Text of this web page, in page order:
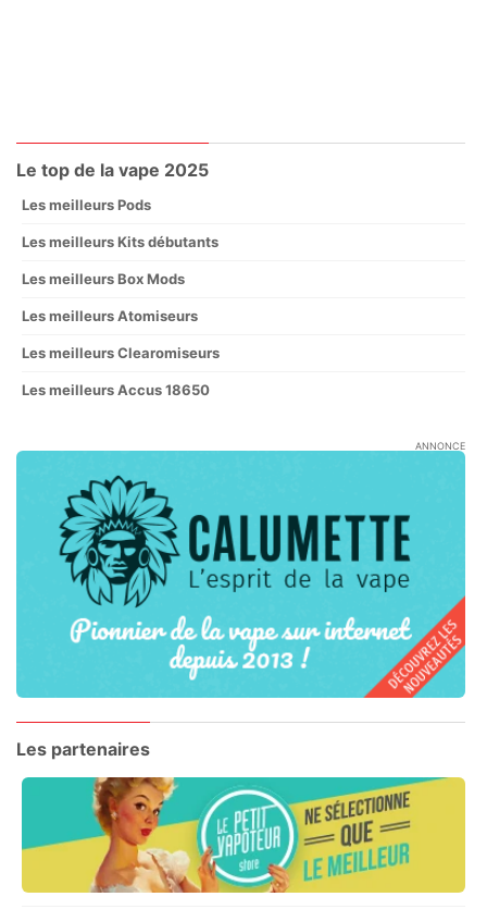
Le top de la vape 2025
Les meilleurs Pods
Les meilleurs Kits débutants
Les meilleurs Box Mods
Les meilleurs Atomiseurs
Les meilleurs Clearomiseurs
Les meilleurs Accus 18650
ANNONCE
Les partenaires